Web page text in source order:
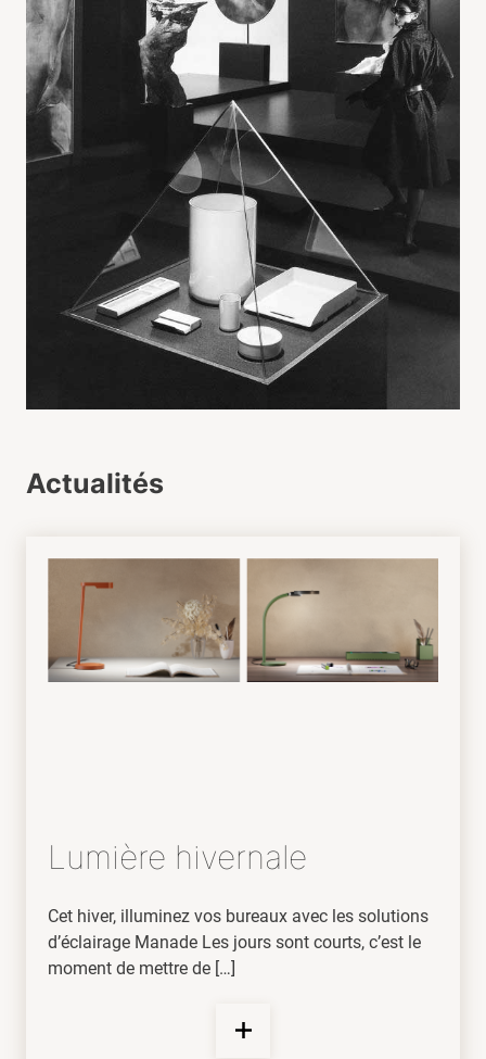
Actualités
Lumière hivernale
Cet hiver, illuminez vos bureaux avec les solutions
d’éclairage Manade Les jours sont courts, c’est le
moment de mettre de […]